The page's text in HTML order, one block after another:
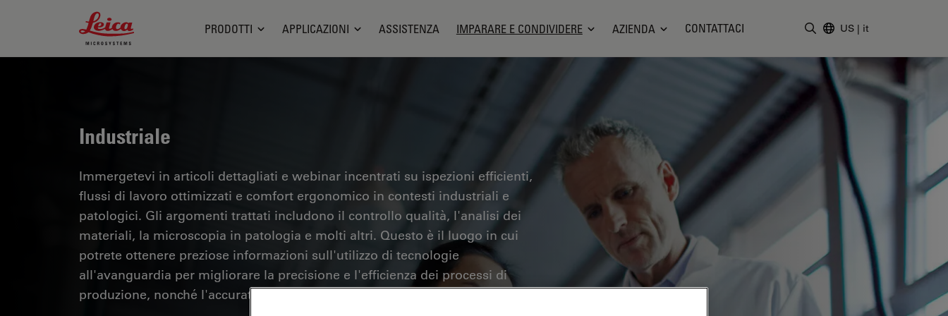
Leica Microsystems Logo
PRODOTTI APPLICAZIONI ASSISTENZA IMPARARE E CONDIVIDERE AZIENDA CONTATTACI US | it
Industriale
Immergetevi in articoli dettagliati e webinar incentrati su ispezioni efficienti,
flussi di lavoro ottimizzati e comfort ergonomico in contesti industriali e
patologici. Gli argomenti trattati includono il controllo qualità, l'analisi dei
materiali, la microscopia in patologia e molti altri. Questo è il luogo in cui
potrete ottenere preziose informazioni sull'utilizzo di tecnologie
all'avanguardia per migliorare la precisione e l'efficienza dei processi di
produzione, nonché l'accuratezza della diagnosi e della ricerca patologica.